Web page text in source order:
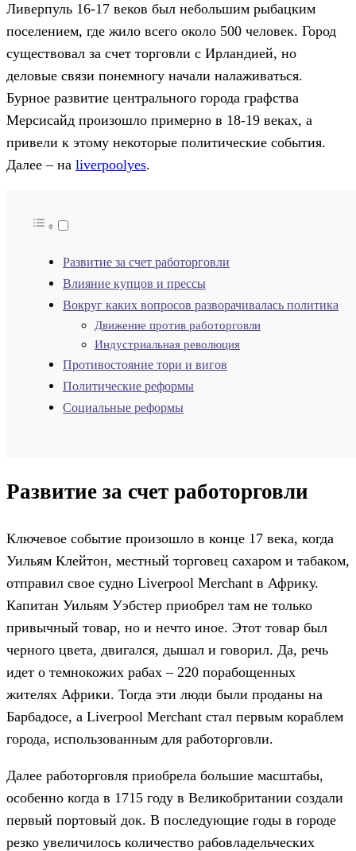
Ливерпуль 16-17 веков был небольшим рыбацким
поселением, где жило всего около 500 человек. Город
существовал за счет торговли с Ирландией, но
деловые связи понемногу начали налаживаться.
Бурное развитие центрального города графства
Мерсисайд произошло примерно в 18-19 веках, а
привели к этому некоторые политические события.
Далее – на liverpoolyes.
Развитие за счет работорговли
Влияние купцов и прессы
Вокруг каких вопросов разворачивалась политика
Движение против работорговли
Индустриальная революция
Противостояние тори и вигов
Политические реформы
Социальные реформы
Развитие за счет работорговли
Ключевое событие произошло в конце 17 века, когда
Уильям Клейтон, местный торговец сахаром и табаком,
отправил свое судно Liverpool Merchant в Африку.
Капитан Уильям Уэбстер приобрел там не только
привычный товар, но и нечто иное. Этот товар был
черного цвета, двигался, дышал и говорил. Да, речь
идет о темнокожих рабах – 220 порабощенных
жителях Африки. Тогда эти люди были проданы на
Барбадосе, а Liverpool Merchant стал первым кораблем
города, использованным для работорговли.
Далее работорговля приобрела большие масштабы,
особенно когда в 1715 году в Великобритании создали
первый портовый док. В последующие годы в городе
резко увеличилось количество рабовладельческих